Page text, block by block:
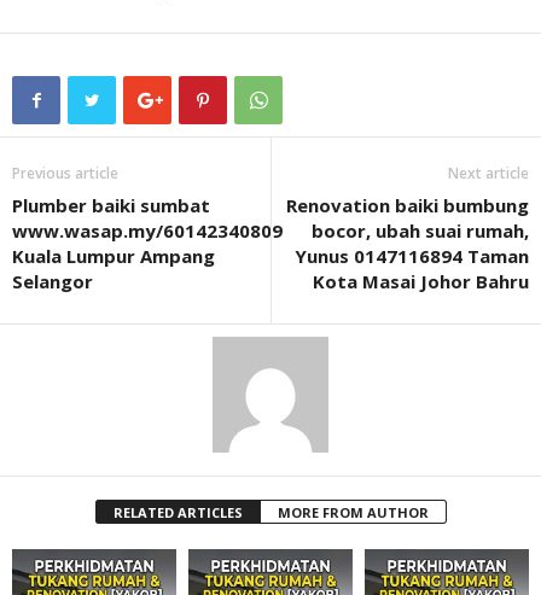
Previous article
Plumber baiki sumbat
www.wasap.my/60142340809
Kuala Lumpur Ampang
Selangor
Next article
Renovation baiki bumbung
bocor, ubah suai rumah,
Yunus 0147116894 Taman
Kota Masai Johor Bahru
RELATED ARTICLES MORE FROM AUTHOR